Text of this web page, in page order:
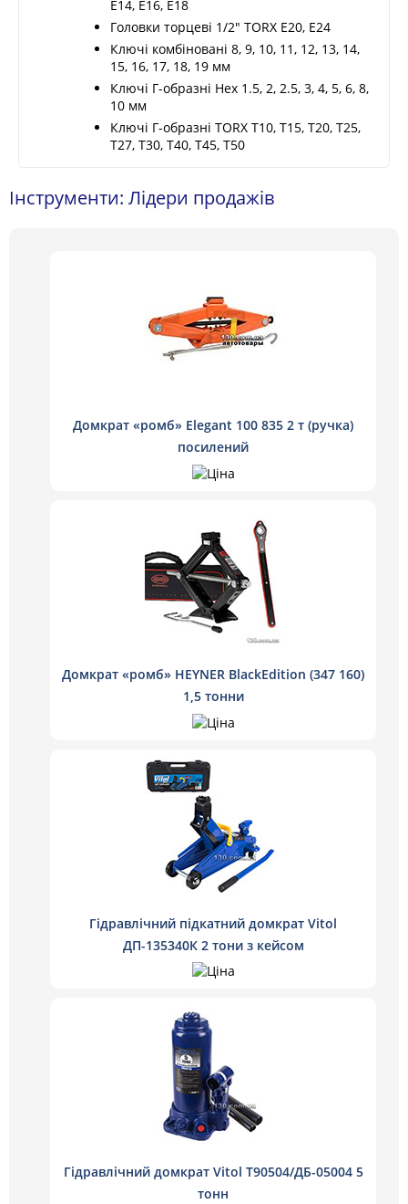
E14, E16, E18
Головки торцеві 1/2" TORX E20, E24
Ключі комбіновані 8, 9, 10, 11, 12, 13, 14,
15, 16, 17, 18, 19 мм
Ключі Г-образні Нех 1.5, 2, 2.5, 3, 4, 5, 6, 8,
10 мм
Ключі Г-образні TORX T10, T15, T20, T25,
T27, T30, T40, T45, T50
Інструменти: Лідери продажів
Домкрат «ромб» Elegant 100 835 2 т (ручка)
посилений
Домкрат «ромб» HEYNER BlackEdition (347 160)
1,5 тонни
Гідравлічний підкатний домкрат Vitol
ДП-135340К 2 тони з кейсом
Гідравлічний домкрат Vitol T90504/ДБ-05004 5
тонн